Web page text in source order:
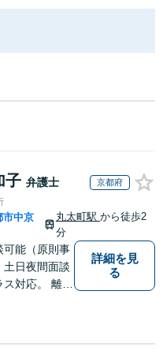
子 弁護士 京都府
市中京
丸太町駅 から徒歩2
分
可能（原則事
土日夜間面談
ス対応。 離
詳細を見
る